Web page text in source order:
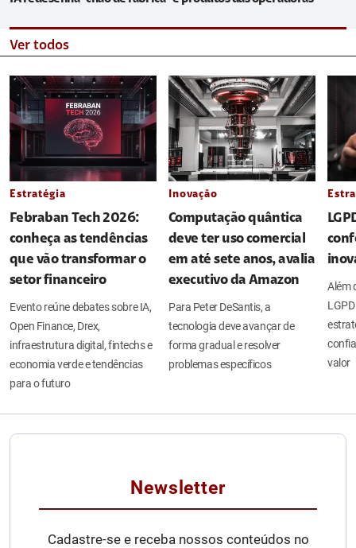
Ver todos
Estratégia
Febraban Tech 2026:
conheça as tendências
que vão transformar o
setor financeiro
Evento reúne debates sobre IA,
Open Finance, Drex,
infraestrutura digital, fintechs e
economia verde e tendências
para o futuro
Inovação
Computação quântica
deve ter uso comercial
em até sete anos, avalia
executivo da Amazon
Para Peter DeSantis, a
tecnologia deve avançar de
forma gradual e resolver
problemas específicos
Além
valor
Newsletter
Cadastre-se e receba nossos conteúdos no